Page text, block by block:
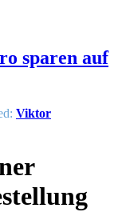
sparen auf
Viktor